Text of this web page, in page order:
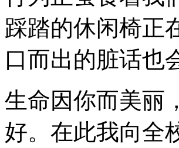
踩踏的休闲椅正
口而出的脏话也
生命因你而美丽
好。在此我向全